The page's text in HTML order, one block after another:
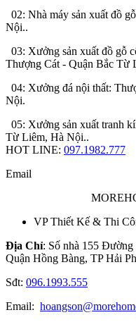
02: Nhà máy sản xuất đồ
Nội..
03: Xưởng sản xuất đồ gỗ
Thượng Cát - Quận Bắc Từ
04: Xưởng đá nội thất:
Nội.
05: Xưởng sản xuất tranh
Từ Liêm, Hà Nội..
HOT LINE: 097.1982.777
Email
VP Thiết Kế & Thi
Địa Chỉ: Số nhà 155
Quận Hồng Bàng, TP Hải
Sđt: 096.1993.555
Email: